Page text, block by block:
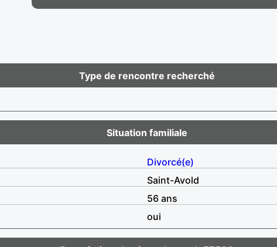
Type de rencontre recherché
Situation familiale
Divorcé(e)
Saint-Avold
56 ans
oui